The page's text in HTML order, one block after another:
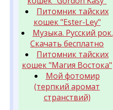
Питомник тайских
кошек "Ester-Ley"
Музыка. Русский рок.
Скачать бесплатно
Питомник тайских
кошек "Магия Востока"
Мой фотомир
(терпкий аромат
странствий)